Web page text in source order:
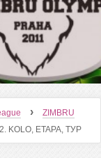
›
ZIMBRU
2. KOLO, ETAPA, ТУР